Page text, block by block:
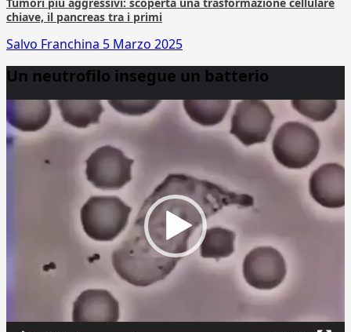
Tumori più aggressivi: scoperta una trasformazione cellulare
chiave, il pancreas tra i primi
Salvo Franchina 5 Marzo 2025
Un neutrofilo insegue un batterio
Player